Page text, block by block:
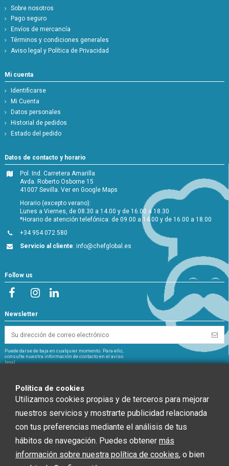
Sobre nosotros
Pago seguro
Envíos de mercancía
Términos y condiciones generales
Aviso legal y Política de Privacidad
Mi cuenta
Identificarse
Mi Cuenta
Datos personales
Historial de pedidos
Estado del pedido
Datos de contacto y horario
Pol. Ind. Carretera Amarilla
Avda. Roberto Osborne 15
41007 Sevilla.Ver en Google Maps
Horario (excepto verano):
Lunes a Viernes, de 08.30 a 14.00 y de 16.00 a 18.30
*Horario de atención telefónica: de 09.00 a 14.00 y de 16.00 a 18.00
+34 954 072 580
Servicio al cliente:info@chefglobal.es
Follow us
Newsletter
Puede darse de baja en cualquier momento. Para ello,
consulte nuestra información de contacto en el aviso
legal.
CHEF GLOBAL 2014 SOCIEDAD LIMITADA ha recibido una ayuda de la Unión
Europea con cargo al Fondo NextGenerationEU, en el marco del Plan de
Recuperación, Trasformación y Resiliencia, para INSTALACIÓN SOLAR
FOTOVOLTAICA dentro del programa de incentivos ligados al autoconsumo y
Política de cookies
Utilizamos cookies propias y de terceros para mejorar
nuestros servicios y mostrarte publicidad relacionada
con tus preferencias mediante el análisis de tus
hábitos de navegación. Puedes obtener más
información sobre nuestra política de cookies, o bien